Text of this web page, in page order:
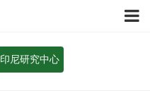
印尼研究中心